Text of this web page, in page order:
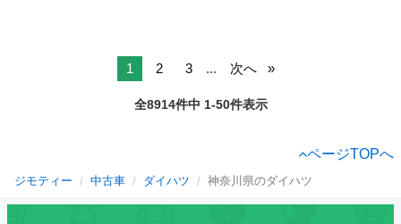
1 2 3 ... 次へ
全8914件中 1-50件表示
ページTOPへ
ジモティー 中古車 ダイハツ 神奈川県のダイハツ